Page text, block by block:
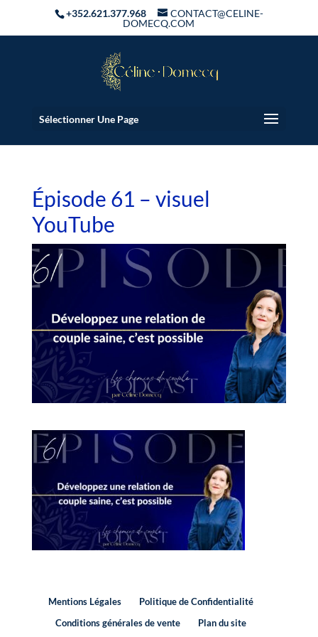
+352.621.377.968
CONTACT@CELINE-
DOMECQ.COM
Sélectionner Une Page
Épisode 61 – visuel
YouTube
Mentions Légales
Politique de Confidentialité
Conditions générales de vente
Plan du site